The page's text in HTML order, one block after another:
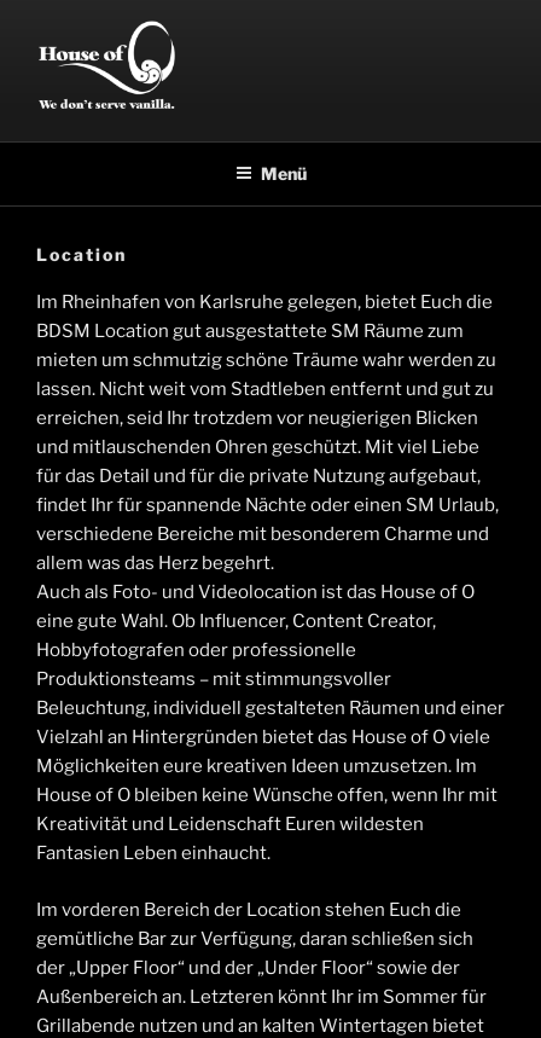
Inhalt
springen
House of O
Menü
Location
Im Rheinhafen von Karlsruhe gelegen, bietet Euch die
BDSM Location gut ausgestattete SM Räume zum
mieten um schmutzig schöne Träume wahr werden zu
lassen. Nicht weit vom Stadtleben entfernt und gut zu
erreichen, seid Ihr trotzdem vor neugierigen Blicken
und mitlauschenden Ohren geschützt. Mit viel Liebe
für das Detail und für die private Nutzung aufgebaut,
findet Ihr für spannende Nächte oder einen SM Urlaub,
verschiedene Bereiche mit besonderem Charme und
allem was das Herz begehrt.
Auch als Foto- und Videolocation ist das House of O
eine gute Wahl. Ob Influencer, Content Creator,
Hobbyfotografen oder professionelle
Produktionsteams – mit stimmungsvoller
Beleuchtung, individuell gestalteten Räumen und einer
Vielzahl an Hintergründen bietet das House of O viele
Möglichkeiten eure kreativen Ideen umzusetzen. Im
House of O bleiben keine Wünsche offen, wenn Ihr mit
Kreativität und Leidenschaft Euren wildesten
Fantasien Leben einhaucht.
Im vorderen Bereich der Location stehen Euch die
gemütliche Bar zur Verfügung, daran schließen sich
der „Upper Floor“ und der „Under Floor“ sowie der
Außenbereich an. Letzteren könnt Ihr im Sommer für
Grillabende nutzen und an kalten Wintertagen bietet